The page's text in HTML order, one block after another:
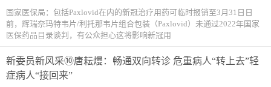
国家医保局：包括Paxlovid在内的新冠治疗用药可临时报销至3月31日日
前，辉瑞奈玛特韦片/利托那韦片组合包装（Paxlovid）未通过2022年国家
医保药品目录谈判，有公众担心这将影响新冠用
新委员新风采⑩唐耘熳：畅通双向转诊 危重病人“转上去”轻
症病人“接回来”